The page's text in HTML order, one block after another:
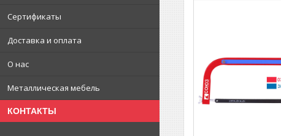
Сертификаты
Доставка и оплата
О нас
Металлическая мебель
КОНТАКТЫ